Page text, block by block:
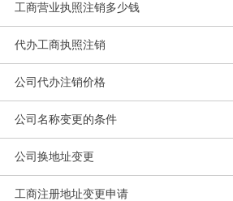
工商营业执照注销多少钱
代办工商执照注销
公司代办注销价格
公司名称变更的条件
公司换地址变更
工商注册地址变更申请